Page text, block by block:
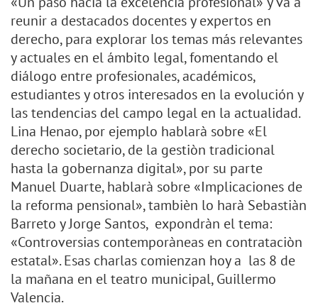
reunir a destacados docentes y expertos en
derecho, para explorar los temas más relevantes
y actuales en el ámbito legal, fomentando el
diálogo entre profesionales, académicos,
estudiantes y otros interesados en la evolución y
las tendencias del campo legal en la actualidad.
Lina Henao, por ejemplo hablarà sobre «El
derecho societario, de la gestiòn tradicional
hasta la gobernanza digital», por su parte
Manuel Duarte, hablarà sobre «Implicaciones de
la reforma pensional», tambièn lo harà Sebastiàn
Barreto y Jorge Santos, expondràn el tema:
«Controversias contemporàneas en contrataciòn
estatal». Esas charlas comienzan hoy a las 8 de
la mañana en el teatro municipal, Guillermo
Valencia.